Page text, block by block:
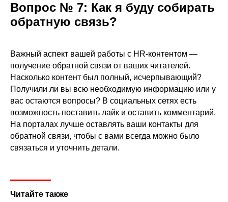
Вопрос № 7: Как я буду собирать
обратную связь?
Важный аспект вашей работы с HR-контентом —
получение обратной связи от ваших читателей.
Насколько контент был полный, исчерпывающий?
Получили ли вы всю необходимую информацию или у
вас остаются вопросы? В социальных сетях есть
возможность поставить лайк и оставить комментарий.
На порталах лучше оставлять ваши контакты для
обратной связи, чтобы с вами всегда можно было
связаться и уточнить детали.
Читайте также
Контакты
sales@top-career.ru
+7 495 369 56 15